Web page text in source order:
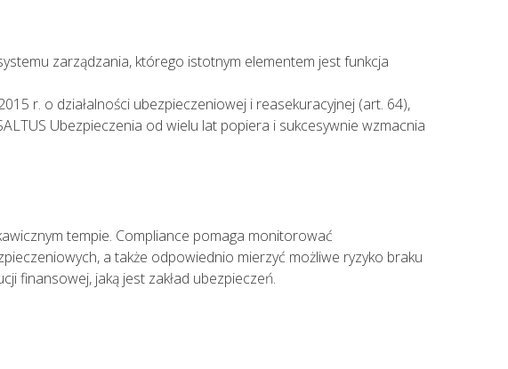
ma możliwość wystawienia zwolnienia
zarządzania, którego istotnym elementem jest funkcja
r. o działalności ubezpieczeniowej i reasekuracyjnej (art. 64),
Ubezpieczenia od wielu lat popiera i sukcesywnie wzmacnia
tempie. Compliance pomaga monitorować
a także odpowiednio mierzyć możliwe ryzyko braku
finansowej, jaką jest zakład ubezpieczeń.